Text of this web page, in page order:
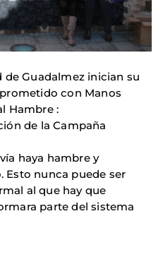
Guadalmez inician su
con Manos
Hambre :
de la Campaña
haya hambre y
nunca puede ser
al que hay que
parte del sistema